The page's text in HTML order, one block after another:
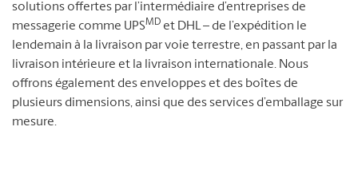
solutions offertes par l’intermédiaire d’entreprises de
messagerie comme UPSMD et DHL – de l’expédition le
lendemain à la livraison par voie terrestre, en passant par la
livraison intérieure et la livraison internationale. Nous
offrons également des enveloppes et des boîtes de
plusieurs dimensions, ainsi que des services d’emballage sur
mesure.